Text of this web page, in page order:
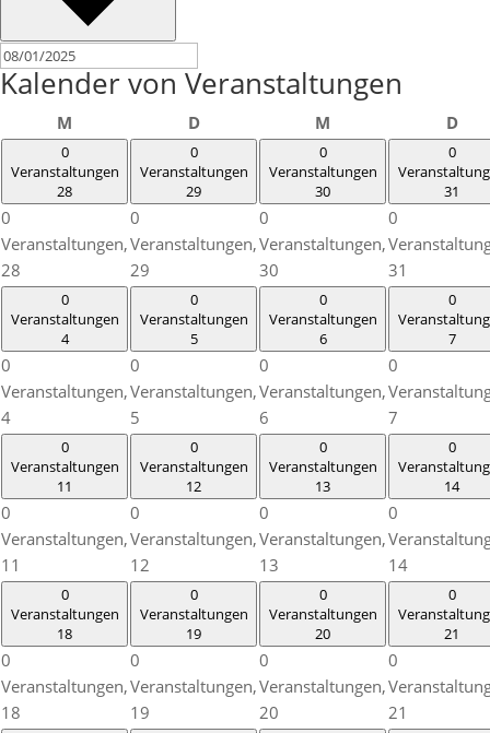
Kalender von Veranstaltungen
M DDienstag M D
0
Veranstaltungen
28
0
Veranstaltungen,
28
0
Veranstaltungen
29
0
Veranstaltungen,
29
0
Veranstaltungen
30
0
Veranstaltungen,
30
0
31
0
31
0
Veranstaltungen
4
0
Veranstaltungen,
4
0
Veranstaltungen
5
0
Veranstaltungen,
5
0
Veranstaltungen
6
0
Veranstaltungen,
6
0
7
0
7
0
Veranstaltungen
11
0
Veranstaltungen,
11
0
Veranstaltungen
12
0
Veranstaltungen,
12
0
Veranstaltungen
13
0
Veranstaltungen,
13
0
14
0
14
0
Veranstaltungen
18
0
Veranstaltungen,
18
0
Veranstaltungen
19
0
Veranstaltungen,
19
0
Veranstaltungen
20
0
Veranstaltungen,
20
0
21
0
21